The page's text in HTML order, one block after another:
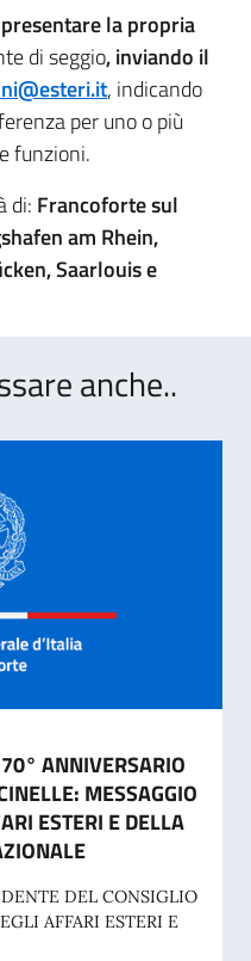
la propria
di seggio, inviando il
, indicando
per uno o più
funzioni.
di: Francoforte sul
am Rhein,
Saarlouis e
anche..
ANNIVERSARIO
MESSAGGIO
ESTERI E DELLA
DEL CONSIGLIO
AFFARI ESTERI E